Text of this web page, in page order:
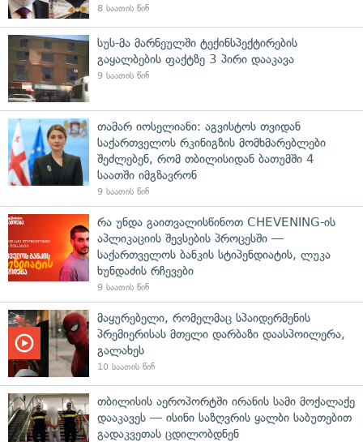
8 საათის წინ
სუს-მა მარნეულში ტექინსპექტირების
გაყალბების ფაქტზე 3 პირი დააკავა
9 საათის წინ
თამარ იოსელიანი: აგვისტოს თვიდან
საქართველოს რკინიგზის მომხმარებლები
შეძლებენ, რომ თბილისიდან ბათუმში 4
საათში იმგზავრონ
9 საათის წინ
რა უნდა გაითვალისწინოთ CHEVENING-ის
აპლიკაციის შევსების პროცესში —
საქართველოს ბანკის სტიპენდიატის, ლუკა
ხუნდაძის რჩევები
9 საათის წინ
მაყურებელი, რომელმაც სპაიდერმენის
პრემიერისას მთელი დარბაზი დაასპოილერა,
გალახეს
10 საათის წინ
თბილისის აეროპორტში ირანის სამი მოქალაქე
დააკავეს — ისინი საზღვრის ყალბი საბუთებით
გადაკვეთას ცდილობდნენ